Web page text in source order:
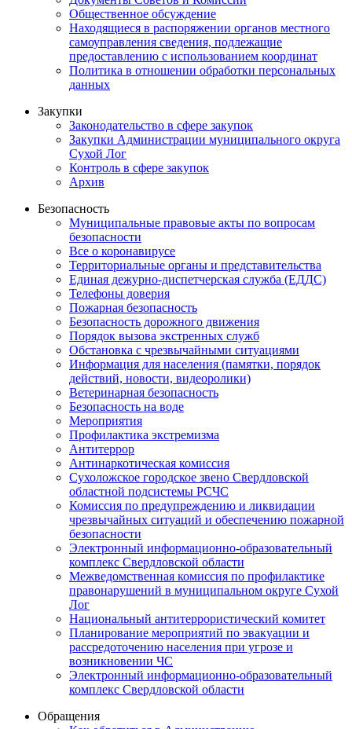
Общественное обсуждение
Находящиеся в распоряжении органов местного
самоуправления сведения, подлежащие
предоставлению с использованием координат
Политика в отношении обработки персональных
данных
Закупки
Законодательство в сфере закупок
Закупки Администрации муниципального округа
Сухой Лог
Контроль в сфере закупок
Архив
Безопасность
Муниципальные правовые акты по вопросам
безопасности
Все о коронавирусе
Территориальные органы и представительства
Единая дежурно-диспетчерская служба (ЕДДС)
Телефоны доверия
Пожарная безопасность
Безопасность дорожного движения
Порядок вызова экстренных служб
Обстановка с чрезвычайными ситуациями
Информация для населения (памятки, порядок
действий, новости, видеоролики)
Ветеринарная безопасность
Безопасность на воде
Мероприятия
Профилактика экстремизма
Антитеррор
Антинаркотическая комиссия
Сухоложское городское звено Свердловской
областной подсистемы РСЧС
Комиссия по предупреждению и ликвидации
чрезвычайных ситуаций и обеспечению пожарной
безопасности
Электронный информационно-образовательный
комплекс Cвердловской области
Межведомственная комиссия по профилактике
правонарушений в муниципальном округе Сухой
Лог
Национальный антитеррористический комитет
Планирование мероприятий по эвакуации и
рассредоточению населения при угрозе и
возникновении ЧС
Электронный информационно-образовательный
комплекс Свердловской области
Обращения